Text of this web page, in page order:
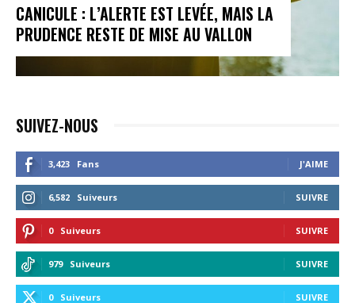
CANICULE : L’ALERTE EST LEVÉE, MAIS LA
PRUDENCE RESTE DE MISE AU VALLON
SUIVEZ-NOUS
3,423 Fans J'AIME
6,582 Suiveurs SUIVRE
0 Suiveurs SUIVRE
979 Suiveurs SUIVRE
0 Suiveurs SUIVRE